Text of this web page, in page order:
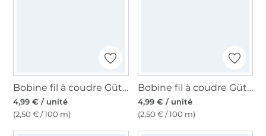
Bobine fil à coudre Gütermann 200m polyester, (112) bleu pigeon
4,99 € / unité
(2,50 € / 100 m)
Bobine fil à coudre Gütermann 200m polyester, (311) bleu denim
4,99 € / unité
(2,50 € / 100 m)